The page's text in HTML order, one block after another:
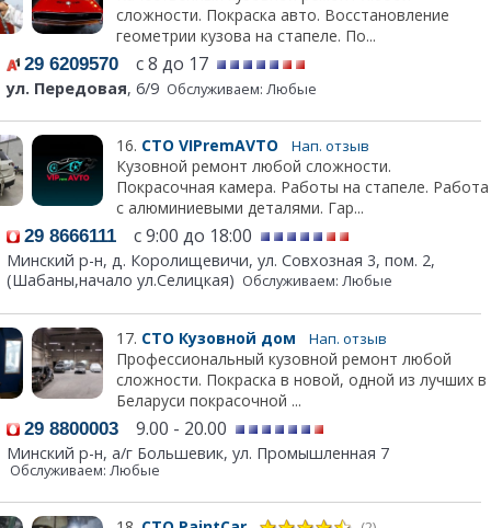
сложности. Покраска авто. Восстановление
геометрии кузова на стапеле. По...
29 6209570 с 8 до 17
ул. Передовая, 6/9 Обслуживаем: Любые
16. СТО VIPremAVTO Нап. отзыв
Кузовной ремонт любой сложности.
Покрасочная камера. Работы на стапеле. Работа
с алюминиевыми деталями. Гар...
29 8666111 c 9:00 до 18:00
Минский р-н, д. Королищевичи, ул. Совхозная 3, пом. 2,
(Шабаны,начало ул.Селицкая) Обслуживаем: Любые
17. СТО Кузовной дом Нап. отзыв
Профессиональный кузовной ремонт любой
сложности. Покраска в новой, одной из лучших в
Беларуси покрасочной ...
29 8800003 9.00 - 20.00
Минский р-н, а/г Большевик, ул. Промышленная 7
Обслуживаем: Любые